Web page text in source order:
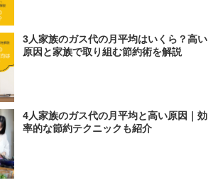
3人家族のガス代の月平均はいくら？高い
原因と家族で取り組む節約術を解説
4人家族のガス代の月平均と高い原因｜効
率的な節約テクニックも紹介